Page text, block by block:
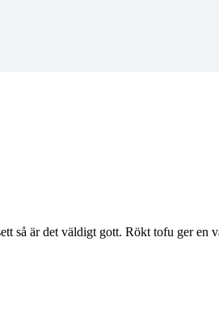
så är det väldigt gott. Rökt tofu ger